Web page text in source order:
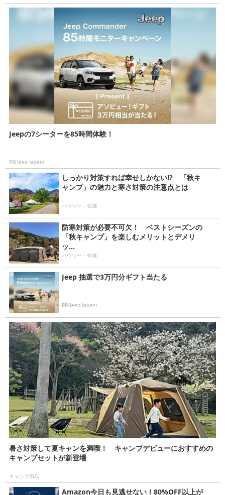
Jeepの7シーターを85時間体験！
PR(Jeep Japan)
しっかり対策すれば幸せしかない!? 「秋キ
ャンプ」の魅力と寒さ対策の注意点とは
ハウツー・知識
防寒対策が必要不可欠！ ベストシーズンの
「秋キャンプ」を楽しむメリットとデメリ
ッ...
ハウツー・知識
Jeep 抽選で3万円分ギフト当たる
PR(Jeep Japan)
暑さ対策して夏キャンを満喫！ キャンプデビューにおすすめの
キャンプセットが新登場
キャンプ用品
Amazon今日も見逃せない！80%OFF以上が